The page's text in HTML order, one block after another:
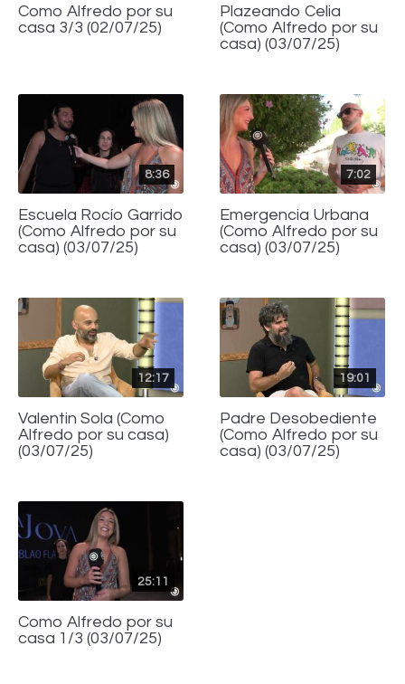
Como Alfredo por su
casa 3/3 (02/07/25)
Plazeando Celia
(Como Alfredo por su
casa) (03/07/25)
8:36
Escuela Rocío Garrido
(Como Alfredo por su
casa) (03/07/25)
7:02
Emergencia Urbana
(Como Alfredo por su
casa) (03/07/25)
12:17
Valentin Sola (Como
Alfredo por su casa)
(03/07/25)
19:01
Padre Desobediente
(Como Alfredo por su
casa) (03/07/25)
25:11
Como Alfredo por su
casa 1/3 (03/07/25)